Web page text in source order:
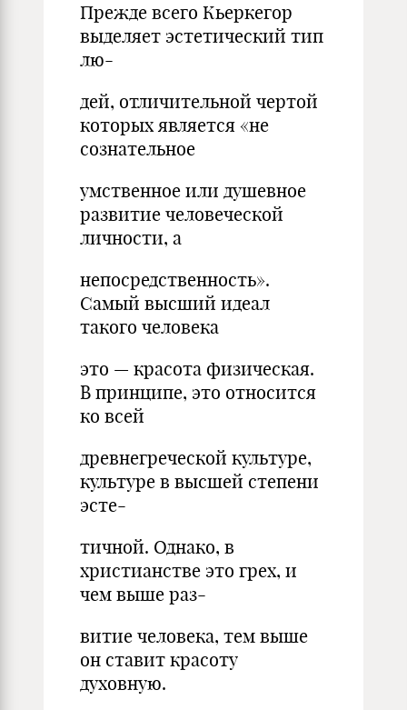
Прежде всего Кьеркегор
выделяет эстетический тип
лю-
дей, отличительной чертой
которых является «не
сознательное
умственное или душевное
развитие человеческой
личности, а
непосредственность».
Самый высший идеал
такого человека
это — красота физическая.
В принципе, это относится
ко всей
древнегреческой культуре,
культуре в высшей степени
эсте-
тичной. Однако, в
христианстве это грех, и
чем выше раз-
витие человека, тем выше
он ставит красоту
духовную.